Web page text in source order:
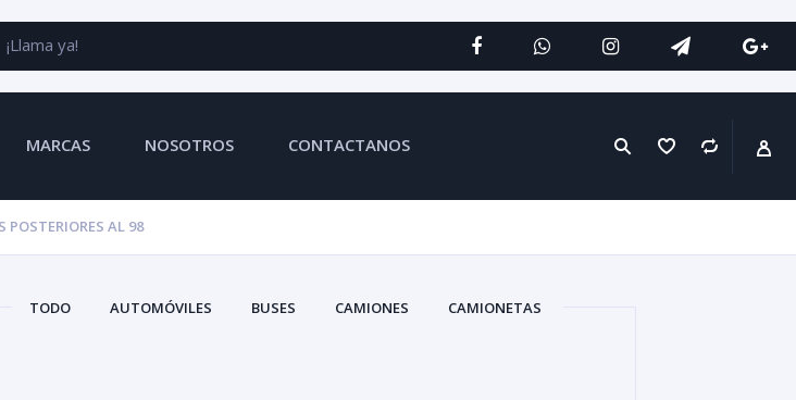
¡Llama ya!
MARCAS NOSOTROS CONTACTANOS
POSTERIORES AL 98
TODO AUTOMÓVILES BUSES CAMIONES CAMIONETAS